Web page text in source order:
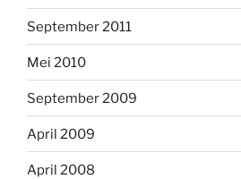
September 2011
Mei 2010
September 2009
April 2009
April 2008